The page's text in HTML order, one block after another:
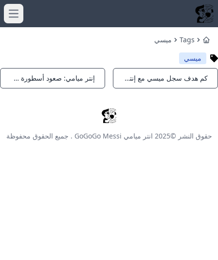
Home
Tags
ميسي
ميسي
Notifications كم هدف سجل ميسي مع إنتر ميامي؟ Notifications إنتر ميامي: صعود أسطورة ميسي في الدوري الأمريكي
حقوق النشر ©2025 انتر ميامي GoGoGo Messi . جميع الحقوق محفوظة